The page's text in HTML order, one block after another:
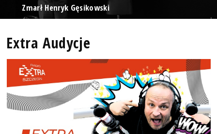
Zmarł Henryk Gęsikowski
Extra Audycje